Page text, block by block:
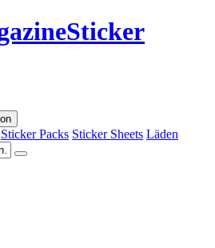
Sticker
Sticker Packs Sticker Sheets Läden